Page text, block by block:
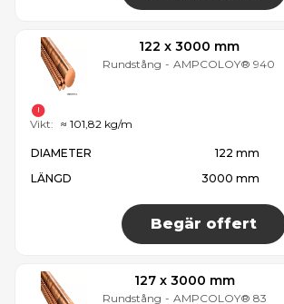
122 x 3000 mm
Rundstång - AMPCOLOY® 940
DIAMETER
122 mm
LÄNGD
3000 mm
Begär offert
Vikt: ≈ 101,82 kg/m
127 x 3000 mm
Rundstång - AMPCOLOY® 83